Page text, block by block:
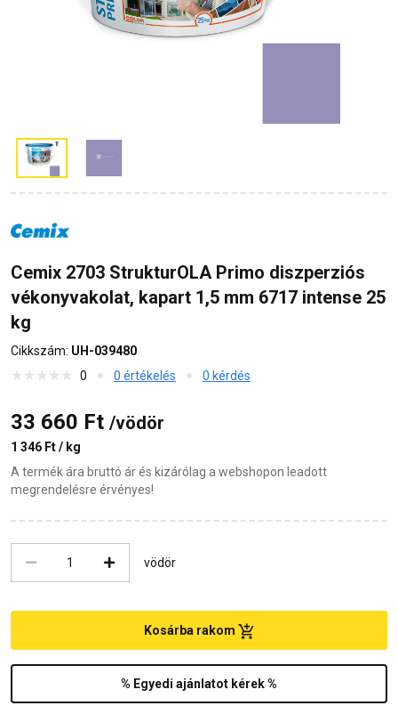
Cemix 2703 StrukturOLA Primo diszperziós
vékonyvakolat, kapart 1,5 mm 6717 intense 25
kg
Cikkszám: UH-039480
0
0 értékelés 0 kérdés
33 660 Ft /vödör
1 346 Ft / kg
A termék ára bruttó ár és kizárólag a webshopon leadott
megrendelésre érvényes!
vödör
% Egyedi ajánlatot kérek %
Kosárba rakom